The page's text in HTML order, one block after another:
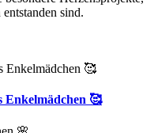
sind.
Enkelmädchen 🥰